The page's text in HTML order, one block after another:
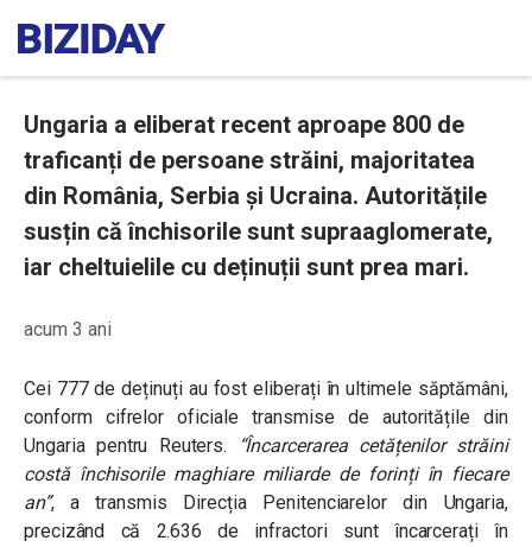
Ungaria a eliberat recent aproape 800 de
traficanți de persoane străini, majoritatea
din România, Serbia și Ucraina. Autoritățile
susțin că închisorile sunt supraaglomerate,
iar cheltuielile cu deținuții sunt prea mari.
acum 3 ani
Cei 777 de deținuți au fost eliberați în ultimele săptămâni,
conform cifrelor oficiale transmise de autoritățile din
Ungaria pentru Reuters.
“Încarcerarea cetățenilor străini
costă închisorile maghiare miliarde de forinți în fiecare
an”, a transmis Direcția Penitenciarelor din Ungaria,
precizând că 2.636 de infractori sunt încarcerați în